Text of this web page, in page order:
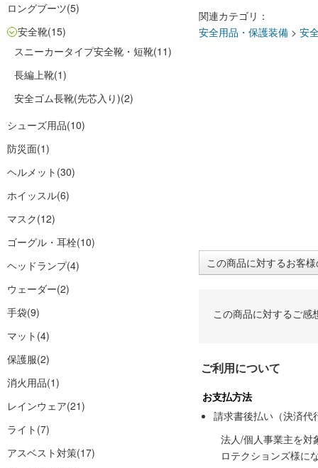
ロングブーツ(5)
安全靴(15)
スニーカータイプ安全靴・短靴(11)
長編上靴(1)
安全ゴム長靴(先芯入り)(2)
シューズ用品(10)
防災面(1)
ヘルメット (30)
ホイッスル(6)
マスク(12)
ゴーグル・耳栓(10)
ヘッドランプ(4)
ウェーダー(2)
手袋(9)
マット (4)
保護服(2)
消火用品(1)
レインウェア(21)
ライト (7)
アスベスト対策(17)
関連カテゴリ：
安全用品・保護装備 > 安
この商品に対するお客
この商品に対するご感
ご利用について
お支払方法
請求書後払い（決済代
法人/個人事業主を対
ロテクションズ様に